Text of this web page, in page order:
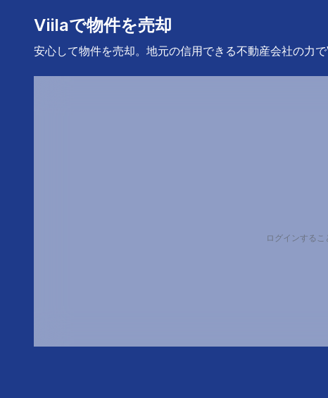
Viilaで物件を売却
安心して物件を売却。地元の信用できる不動産会社の力
ログインするこ